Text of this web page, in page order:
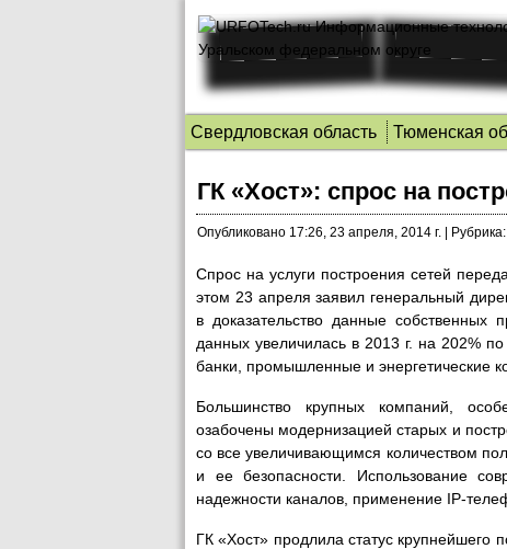
Свердловская область Тюменская
ГК «Хост»: спрос на
Опубликовано 17:26, 23 апреля, 2014 г. Рубрика:
Спрос на услуги построения сетей
этом 23 апреля заявил генеральный
в доказательство данные
данных увеличилась в 2013 г. на 202%
банки, промышленные и энергетические
Большинство крупных компаний,
озабочены модернизацией старых и
со все увеличивающимся количеством
и ее безопасности. Использование
надежности каналов, применение IP-
ГК «Хост» продлила статус крупнейшего